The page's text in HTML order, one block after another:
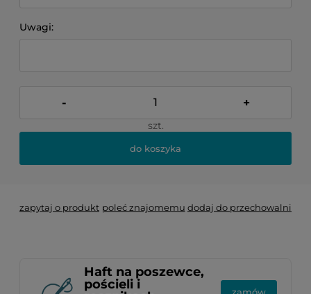
Uwagi:
- +
szt.
do koszyka
zapytaj o produkt poleć znajomemu dodaj do przechowalni
Haft na poszewce,
pościeli i